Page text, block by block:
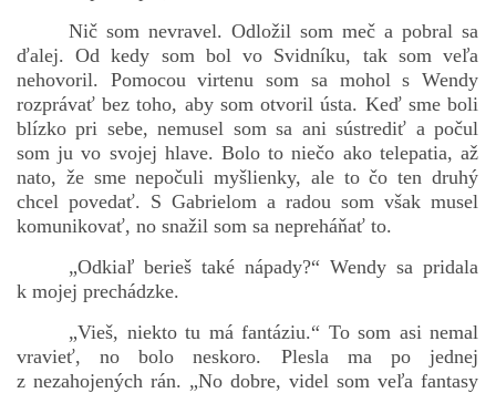
Nič som nevravel. Odložil som meč a pobral sa
ďalej. Od kedy som bol vo Svidníku, tak som veľa
nehovoril. Pomocou virtenu som sa mohol s Wendy
rozprávať bez toho, aby som otvoril ústa. Keď sme boli
blízko pri sebe, nemusel som sa ani sústrediť a počul
som ju vo svojej hlave. Bolo to niečo ako telepatia, až
nato, že sme nepočuli myšlienky, ale to čo ten druhý
chcel povedať. S Gabrielom a radou som však musel
komunikovať, no snažil som sa nepreháňať to.
„Odkiaľ berieš také nápady?“ Wendy sa pridala
k mojej prechádzke.
„Vieš, niekto tu má fantáziu.“ To som asi nemal
vravieť, no bolo neskoro. Plesla ma po jednej
z nezahojených rán. „No dobre, videl som veľa fantasy